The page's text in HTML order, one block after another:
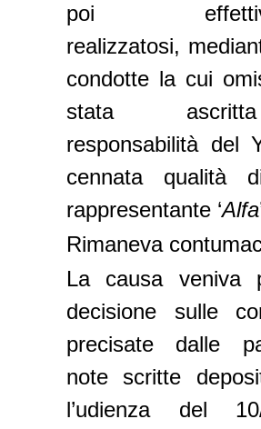
poi
realizzatosi,
condotte la cui
stata
responsabilità del
cennata qualità
rappresentante ‘Alfa
Rimaneva
La causa veniva
decisione sulle
precisate dalle
note scritte
l’udienza del 10/